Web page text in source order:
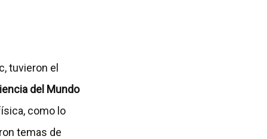
tuvieron el
del Mundo
como lo
temas de